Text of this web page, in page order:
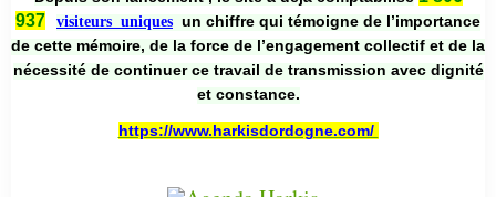
937
visiteurs uniques un chiffre qui témoigne de l’importance
de cette mémoire, de la force de l’engagement collectif et de la
nécessité de continuer ce travail de transmission avec dignité
et constance.
https://www.harkisdordogne.com/